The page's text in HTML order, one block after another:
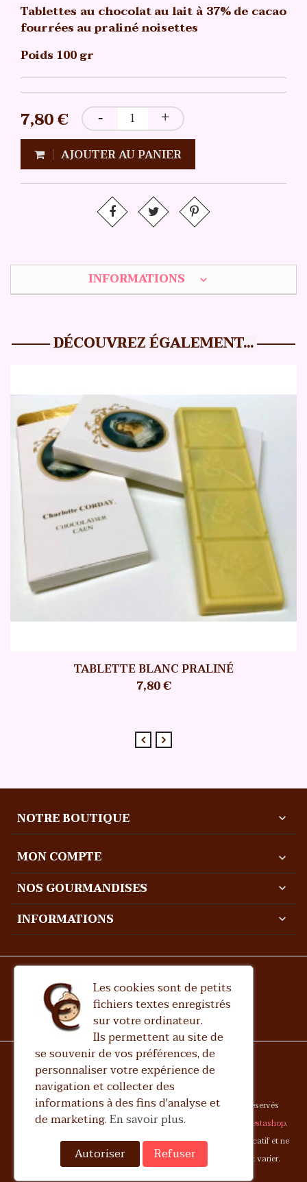
Tablettes au chocolat au lait à 37% de cacao
fourrées au praliné noisettes
Poids 100 gr
7,80 €
AJOUTER AU PANIER
INFORMATIONS expand_more
DÉCOUVREZ ÉGALEMENT...
TABLETTE BLANC PRALINÉ
7,80 €
NOTRE BOUTIQUE expand_more
MON COMPTE expand_more
NOS GOURMANDISES expand_more
INFORMATIONS expand_more
Copyright 2023Chocolaterie Charlotte CordayTous droits réservés
Le site est développé parArt-Culture-France Prestashop.
Toutes les images présentes sur ce site sont fournies à titre indicatif et ne
constituent pas une valeur contractuelle, le produit final peut varier.
Les cookies sont de petits
fichiers textes enregistrés
sur votre ordinateur.
Ils permettent au site de
se souvenir de vos préférences, de
personnaliser votre expérience de
navigation et collecter des
informations à des fins d'analyse et
de marketing.En savoir plus.
Autoriser
Refuser